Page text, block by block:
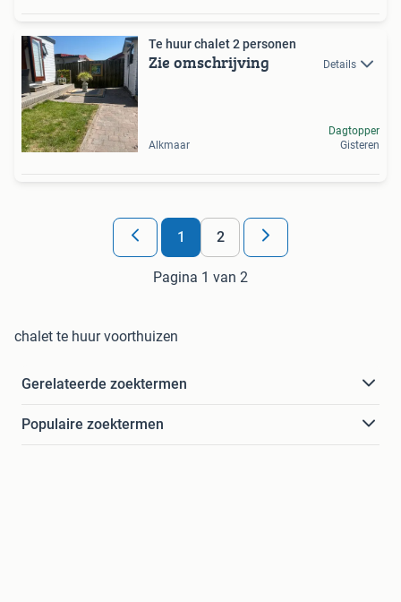
Te huur chalet 2 personen
Zie omschrijving Details
Alkmaar
Dagtopper
Gisteren
1 2
Pagina 1 van 2
chalet te huur voorthuizen
Gerelateerde zoektermen
Populaire zoektermen